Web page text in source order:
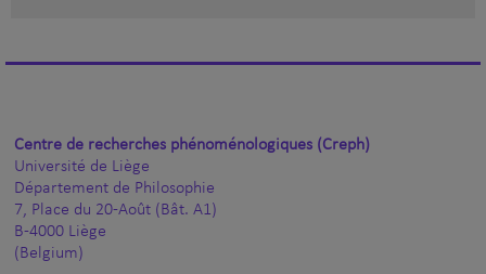
Centre de recherches phénoménologiques (Creph)
Université de Liège
Département de Philosophie
7, Place du 20-Août (Bât. A1)
B-4000 Liège
(Belgium)